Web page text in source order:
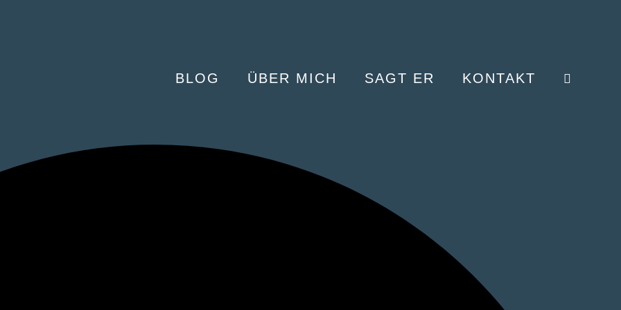
BLOG
ÜBER MICH SAGT ER KONTAKT